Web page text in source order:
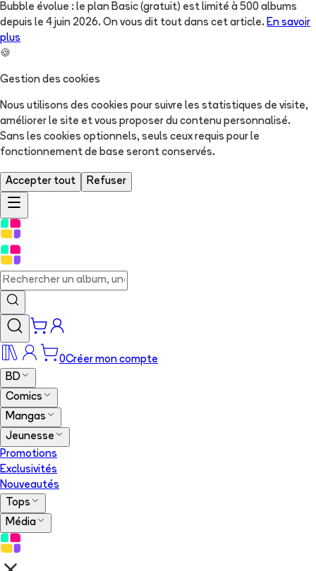
Bubble évolue : le plan Basic (gratuit) est limité à 500 albums
depuis le 4 juin 2026. On vous dit tout dans cet article. En savoir
plus
🍪
Gestion des cookies
Nous utilisons des cookies pour suivre les statistiques de visite,
améliorer le site et vous proposer du contenu personnalisé.
Sans les cookies optionnels, seuls ceux requis pour le
fonctionnement de base seront conservés.
Accepter tout Refuser
0Créer mon compte
BD
Comics
Mangas
Jeunesse
Promotions
Exclusivités
Nouveautés
Tops
Média